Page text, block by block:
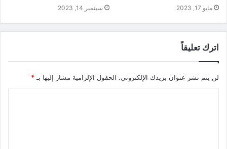
مايو 17, 2023
سبتمبر 14, 2023
اترك تعليقاً
لن يتم نشر عنوان بريدك الإلكتروني. الحقول الإلزامية مشار إليها بـ *